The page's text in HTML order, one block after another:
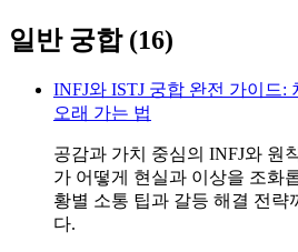
일반 궁합(16)
INFJ와 ISTJ 궁합 완전 가이드:
오래 가는 법
공감과 가치 중심의 INFJ와 원
가 어떻게 현실과 이상을 조화
황별 소통 팁과 갈등 해결 전략
다.